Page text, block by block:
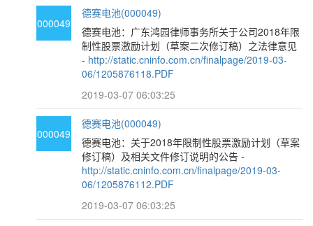
000049
德赛电池(000049)
德赛电池：广东鸿园律师事务所关于公司2018年限
制性股票激励计划（草案二次修订稿）之法律意见
- http://static.cninfo.com.cn/finalpage/2019-03-
06/1205876118.PDF
2019-03-07 06:03:25
000049
德赛电池(000049)
德赛电池：关于2018年限制性股票激励计划（草案
修订稿）及相关文件修订说明的公告 -
http://static.cninfo.com.cn/finalpage/2019-03-
06/1205876112.PDF
2019-03-07 06:03:25